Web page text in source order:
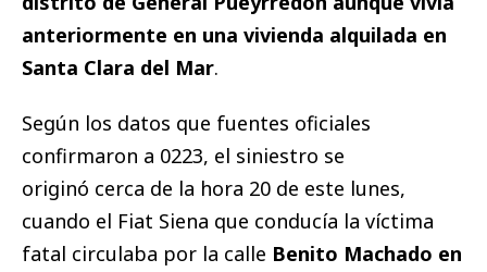
anteriormente en una vivienda alquilada en
Santa Clara del Mar.
Según los datos que fuentes oficiales
confirmaron a 0223, el siniestro se
originó cerca de la hora 20 de este lunes,
cuando el Fiat Siena que conducía la víctima
fatal circulaba por la calle Benito Machado en